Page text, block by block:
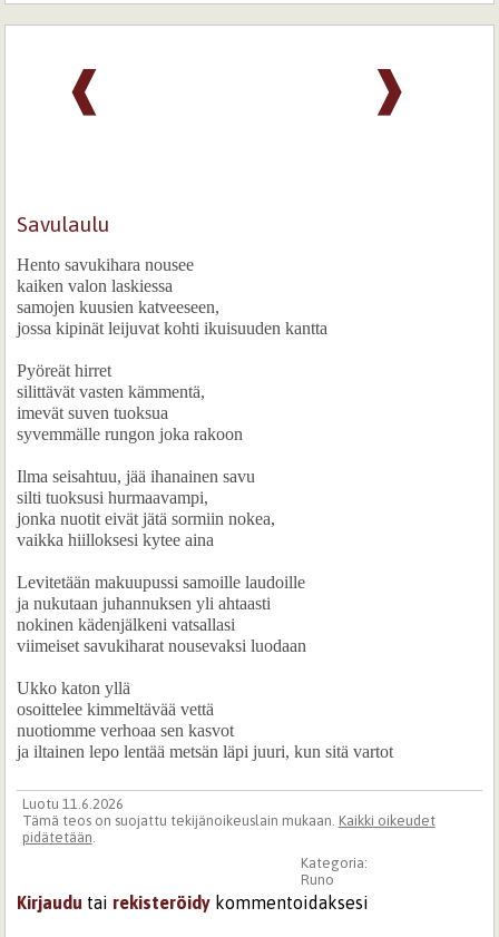
❱
❰
Savulaulu
Hento savukihara nousee
kaiken valon laskiessa
samojen kuusien katveeseen,
jossa kipinät leijuvat kohti ikuisuuden kantta
Pyöreät hirret
silittävät vasten kämmentä,
imevät suven tuoksua
syvemmälle rungon joka rakoon
Ilma seisahtuu, jää ihanainen savu
silti tuoksusi hurmaavampi,
jonka nuotit eivät jätä sormiin nokea,
vaikka hiilloksesi kytee aina
Levitetään makuupussi samoille laudoille
ja nukutaan juhannuksen yli ahtaasti
nokinen kädenjälkeni vatsallasi
viimeiset savukiharat nousevaksi luodaan
Ukko katon yllä
osoittelee kimmeltävää vettä
nuotiomme verhoaa sen kasvot
ja iltainen lepo lentää metsän läpi juuri, kun sitä vartot
Luotu 11.6.2026
Tämä teos on suojattu tekijänoikeuslain mukaan. Kaikki oikeudet
pidätetään
Kategoria:
Runo
Kirjaudu tai rekisteröidy kommentoidaksesi